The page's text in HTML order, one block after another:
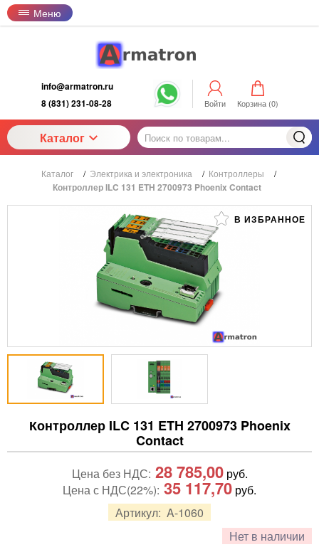
Меню
info@armatron.ru
8 (831) 231-08-28
Войти Корзина (0)
Каталог
Каталог / Электрика и электроника / Контроллеры /
Контроллер ILC 131 ETH 2700973 Phoenix Contact
В ИЗБРАННОЕ
Контроллер ILC 131 ETH 2700973 Phoenix
Contact
Артикул: A-1060
Нет в наличии
Цена без НДС: 28 785,00руб.
Цена с НДС(22%): 35 117,70 руб.